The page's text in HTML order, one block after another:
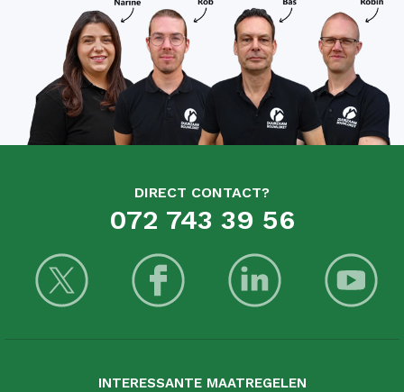
DIRECT CONTACT?
072 743 39 56
INTERESSANTE MAATREGELEN